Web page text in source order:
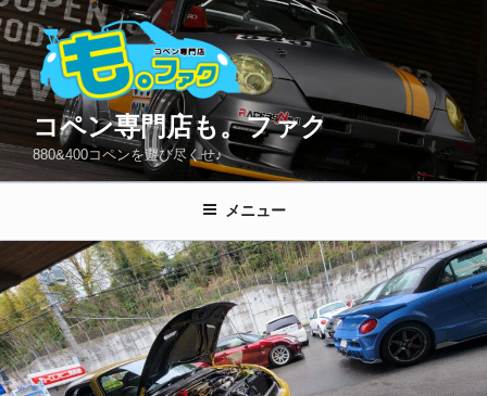
コ
ン
テ
ン
へ
ス
プ
コペン専門店も。ファク
880&400コペンを遊び尽くせ♪
メニュー